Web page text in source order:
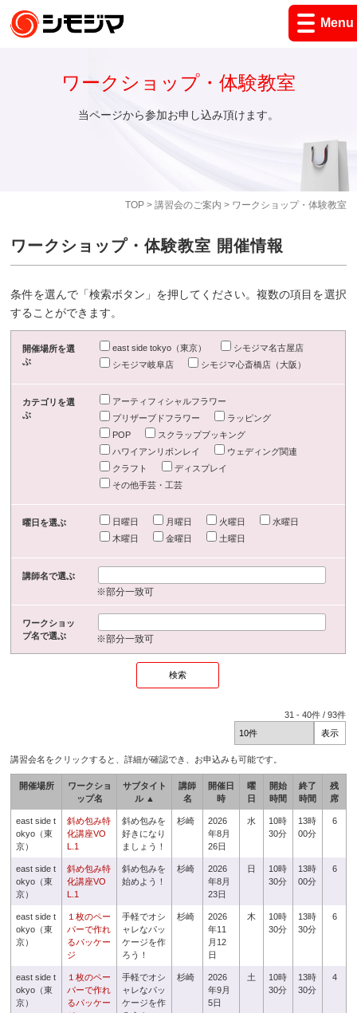
Menu
TOP> 講習会のご案内 > ワークショップ・体験教室
ワークショップ・体験教室
当ページから参加お申し込み頂けます。
ワークショップ・体験教室 開催情報
条件を選んで「検索ボタン」を押してください。複数の項目を選択
することができます。
開催場所を選
ぶ
east side tokyo（東京）
シモジマ名古屋店
シモジマ岐阜店
シモジマ心斎橋店（大阪）
カテゴリを選
ぶ
アーティフィシャルフラワー
プリザーブドフラワー
ラッピング
POP
スクラップブッキング
ハワイアンリボンレイ
ウェディング関連
クラフト
ディスプレイ
その他手芸・工芸
曜日を選ぶ 日曜日 月曜日 火曜日
水曜日
木曜日
金曜日 土曜日
講師名で選ぶ
※部分一致可
ワークショッ
プ名で選ぶ
※部分一致可
31 -40件 /93件
講習会名をクリックすると、詳細が確認でき、お申込みも可能です。
開催場所
ワークショ
ップ名
サブタイト
ル ▲
講師
名
開催日
時
曜
日
開始
時間
終了
時間
残
席
east side t
okyo（東
京）
斜め包み特
化講座VO
L.1
斜め包みを
好きになり
ましょう！
杉崎
2026
年8月
26日
水
10時
30分
13時
00分
6
east side t
okyo（東
京）
斜め包み特
化講座VO
L.1
斜め包みを
始めよう！
杉崎
2026
年8月
23日
日
10時
30分
13時
00分
6
east side t
okyo（東
京）
１枚のペー
パーで作れ
るパッケー
ジ
手軽でオシ
ャレなパッ
ケージを作
ろう！
杉崎
2026
年11
月12
日
木
10時
30分
13時
30分
6
east side t
okyo（東
京）
１枚のペー
パーで作れ
るパッケー
手軽でオシ
ャレなパッ
ケージを作
杉崎
2026
年9月
5日
土
10時
30分
13時
30分
4